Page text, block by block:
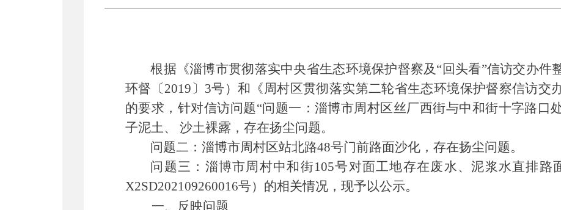
根据《淄博市贯彻落实中央省生态环境保护督察及 “回头看”信访交办件
环督〔 2019〕3号）和《周村区贯彻落实第二轮省生态环境保护督察信访交
的要求， 针对信访问题“问题一：淄博市周村区丝厂西街与中和街十字路口
子泥土、 沙土裸露，存在扬尘问题。
问题二：淄博市周村区站北路48号门前路面沙化，存在扬尘问题。
问题三：淄博市周村中和街105号对面工地存在废水、泥浆水直排路
X2SD202109260016号）的相关情况，现予以公示。
一、
反映问题